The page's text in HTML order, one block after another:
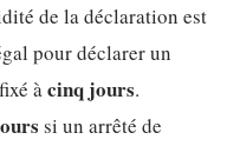
de la déclaration est
pour déclarer un
àcinq jours.
si un arrêté de